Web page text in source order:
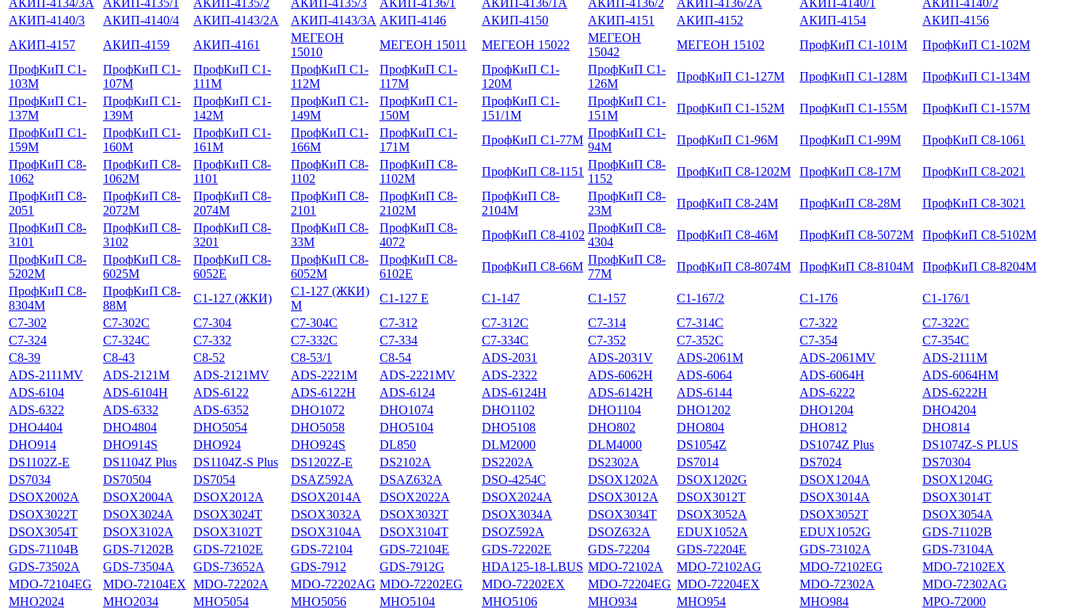
АКИП-4140/3
АКИП-4140/4 АКИП-4143/2А АКИП-4143/3А АКИП-4146 АКИП-4150 АКИП-4151 АКИП-4152 АКИП-4154
АКИП-4156
АКИП-4157
АКИП-4159 АКИП-4161
МЕГЕОН
15010
МЕГЕОН 15011 МЕГЕОН 15022
МЕГЕОН
15042
МЕГЕОН 15102 ПрофКиП С1-101М
ПрофКиП С1-102М
ПрофКиП С1-
103М
ПрофКиП С1-
107М
ПрофКиП С1-
111М
ПрофКиП С1-
112М
ПрофКиП С1-
117М
ПрофКиП С1-
120М
ПрофКиП С1-
126М
ПрофКиП С1-127М ПрофКиП С1-128М
ПрофКиП С1-134М
ПрофКиП С1-
137М
ПрофКиП С1-
139М
ПрофКиП С1-
142М
ПрофКиП С1-
149М
ПрофКиП С1-
150М
ПрофКиП С1-
151/1М
ПрофКиП С1-
151М
ПрофКиП С1-152М ПрофКиП С1-155М
ПрофКиП С1-157М
ПрофКиП С1-
159М
ПрофКиП С1-
160М
ПрофКиП С1-
161М
ПрофКиП С1-
166М
ПрофКиП С1-
171М
ПрофКиП С1-77М
ПрофКиП С1-
94М
ПрофКиП С1-96М ПрофКиП С1-99М
ПрофКиП С8-1061
ПрофКиП С8-
1062
ПрофКиП С8-
1062М
ПрофКиП С8-
1101
ПрофКиП С8-
1102
ПрофКиП С8-
1102М
ПрофКиП С8-1151
ПрофКиП С8-
1152
ПрофКиП С8-1202М ПрофКиП С8-17М
ПрофКиП С8-2021
ПрофКиП С8-
2051
ПрофКиП С8-
2072М
ПрофКиП С8-
2074М
ПрофКиП С8-
2101
ПрофКиП С8-
2102М
ПрофКиП С8-
2104М
ПрофКиП С8-
23М
ПрофКиП С8-24М ПрофКиП С8-28М
ПрофКиП С8-3021
ПрофКиП С8-
3101
ПрофКиП С8-
3102
ПрофКиП С8-
3201
ПрофКиП С8-
33М
ПрофКиП С8-
4072
ПрофКиП С8-4102
ПрофКиП С8-
4304
ПрофКиП С8-46М ПрофКиП С8-5072М
ПрофКиП С8-5102М
ПрофКиП С8-
5202М
ПрофКиП С8-
6025М
ПрофКиП С8-
6052Е
ПрофКиП С8-
6052М
ПрофКиП С8-
6102Е
ПрофКиП С8-66М
ПрофКиП С8-
77М
ПрофКиП С8-8074М ПрофКиП С8-8104М
ПрофКиП С8-8204М
ПрофКиП С8-
8304М
ПрофКиП С8-
88М
С1-127 (ЖКИ)
С1-127 (ЖКИ)
М
С1-127 Е С1-147 С1-157 С1-167/2 С1-176
С1-176/1
С7-302
С7-302С С7-304 С7-304С С7-312 С7-312С С7-314 С7-314С С7-322
С7-322С
С7-324
С7-324С С7-332 С7-332С С7-334 С7-334С С7-352 С7-352С С7-354
С7-354С
С8-39
С8-43 С8-52 С8-53/1 С8-54 ADS-2031 ADS-2031V ADS-2061M ADS-2061MV
ADS-2111M
ADS-2111MV
ADS-2121M ADS-2121MV ADS-2221M ADS-2221MV ADS-2322 ADS-6062H ADS-6064 ADS-6064H
ADS-6064HM
ADS-6104
ADS-6104H ADS-6122 ADS-6122H ADS-6124 ADS-6124H ADS-6142H ADS-6144 ADS-6222
ADS-6222H
ADS-6322
ADS-6332 ADS-6352 DHO1072 DHO1074 DHO1102 DHO1104 DHO1202 DHO1204
DHO4204
DHO4404
DHO4804 DHO5054 DHO5058 DHO5104 DHO5108 DHO802 DHO804 DHO812
DHO814
DHO914
DHO914S DHO924 DHO924S DL850 DLM2000 DLM4000 DS1054Z DS1074Z Plus
DS1074Z-S PLUS
DS1102Z-E
DS1104Z Plus DS1104Z-S Plus DS1202Z-E DS2102А DS2202A DS2302A DS7014 DS7024
DS70304
DS7034
DS70504 DS7054 DSAZ592A DSAZ632A DSO-4254C DSOX1202A DSOX1202G DSOX1204A
DSOX1204G
DSOX2002A
DSOX2004A DSOX2012A DSOX2014A DSOX2022A DSOX2024A DSOX3012A DSOX3012T DSOX3014A
DSOX3014T
DSOX3022T
DSOX3024A DSOX3024T DSOX3032A DSOX3032T DSOX3034A DSOX3034T DSOX3052A DSOX3052T
DSOX3054A
DSOX3054T
DSOX3102A DSOX3102T DSOX3104A DSOX3104T DSOZ592A DSOZ632A EDUX1052A EDUX1052G
GDS-71102B
GDS-71104B
GDS-71202B GDS-72102E GDS-72104 GDS-72104E GDS-72202E GDS-72204 GDS-72204E GDS-73102A
GDS-73104A
GDS-73502A
GDS-73504A GDS-73652A GDS-7912 GDS-7912G HDA125-18-LBUS MDO-72102A MDO-72102AG MDO-72102EG
MDO-72102EX
MDO-72104EG
MDO-72104EX MDO-72202A MDO-72202AG MDO-72202EG MDO-72202EX MDO-72204EG MDO-72204EX MDO-72302A
MDO-72302AG
MHO2024
MHO2034 MHO5054 MHO5056 MHO5104 MHO5106 MHO934 MHO954 MHO984
MPO-72000